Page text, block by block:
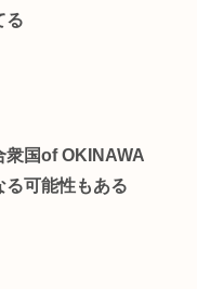
る
衆国of OKINAWA
る可能性もある